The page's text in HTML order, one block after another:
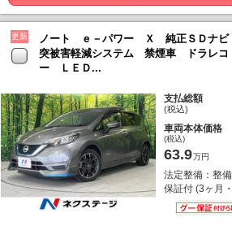
更新
ノート ｅ－パワー Ｘ 純正ＳＤナ
突被害軽減システム 禁煙車 ドラレ
ー ＬＥＤ...
支払総額
(税込)
車両本体価格
(税込)
63.9万円
法定整備：整
保証付 (3ヶ月